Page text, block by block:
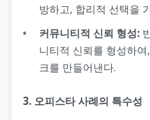
방하고, 합리적 선택을
커뮤니티적 신뢰 형성:
니티적 신뢰를 형성하
크를 만들어낸다.
3. 오피스타 사례의 특수성